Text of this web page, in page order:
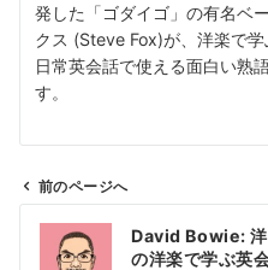
発した「ゴダイゴ」の有名ベ
クス (Steve Fox)が、洋楽で学
日常英会話で使える面白い熟
す。
前のページへ
David Bowie:
の洋楽で学ぶ英